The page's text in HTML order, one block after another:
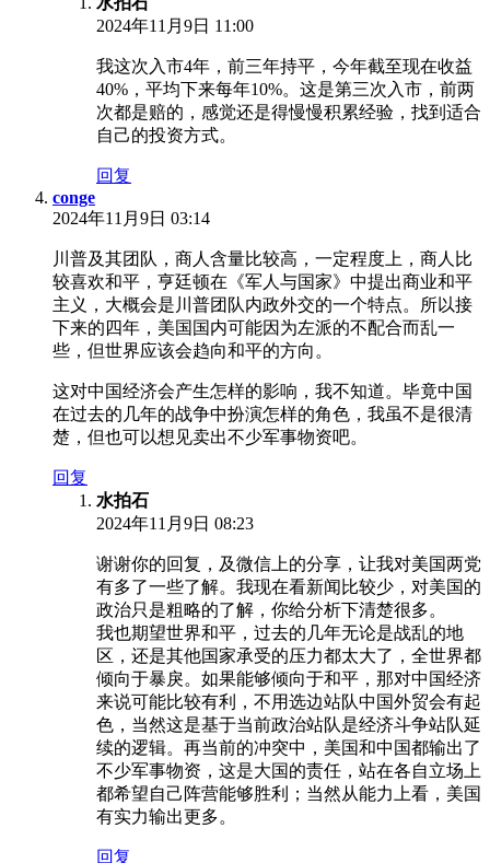
2024年11月9日 11:00
我这次入市4年，前三年持平，今年截至现在收益
40%，平均下来每年10%。这是第三次入市，前两
次都是赔的，感觉还是得慢慢积累经验，找到适合
自己的投资方式。
回复
conge
2024年11月9日 03:14
川普及其团队，商人含量比较高，一定程度上，商人比
较喜欢和平，亨廷顿在《军人与国家》中提出商业和平
主义，大概会是川普团队内政外交的一个特点。所以接
下来的四年，美国国内可能因为左派的不配合而乱一
些，但世界应该会趋向和平的方向。
这对中国经济会产生怎样的影响，我不知道。毕竟中国
在过去的几年的战争中扮演怎样的角色，我虽不是很清
楚，但也可以想见卖出不少军事物资吧。
回复
水拍石
2024年11月9日 08:23
谢谢你的回复，及微信上的分享，让我对美国两党
有多了一些了解。我现在看新闻比较少，对美国的
政治只是粗略的了解，你给分析下清楚很多。
我也期望世界和平，过去的几年无论是战乱的地
区，还是其他国家承受的压力都太大了，全世界都
倾向于暴戾。如果能够倾向于和平，那对中国经济
来说可能比较有利，不用选边站队中国外贸会有起
色，当然这是基于当前政治站队是经济斗争站队延
续的逻辑。再当前的冲突中，美国和中国都输出了
不少军事物资，这是大国的责任，站在各自立场上
都希望自己阵营能够胜利；当然从能力上看，美国
有实力输出更多。
回复